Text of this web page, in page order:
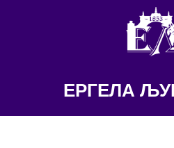
ЕРГЕЛА